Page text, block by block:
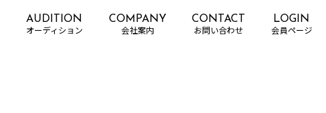
AUDITION COMPANY CONTACT LOGIN